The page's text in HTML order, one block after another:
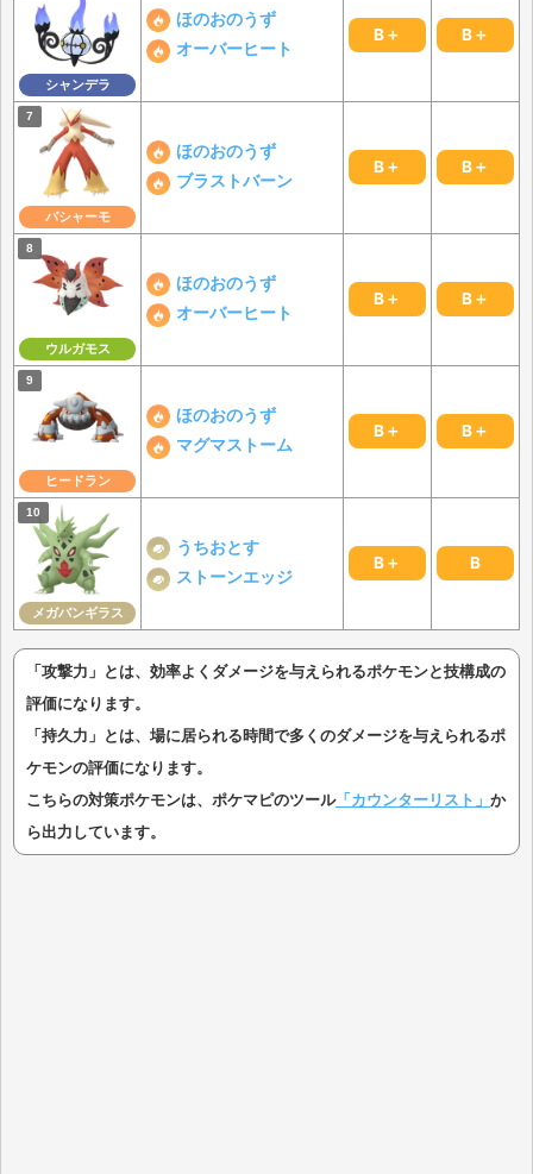
シャンデラ
ほのおのうず
オーバーヒート
B＋ B＋
バシャーモ
ほのおのうず
ブラストバーン
B＋ B＋
ウルガモス
ほのおのうず
オーバーヒート
B＋ B＋
ヒードラン
ほのおのうず
マグマストーム
B＋ B＋
メガバンギラス
うちおとす
ストーンエッジ
B＋ B
「攻撃力」とは、効率よくダメージを与えられるポケモンと技構成の
評価になります。
「持久力」とは、場に居られる時間で多くのダメージを与えられるポ
ケモンの評価になります。
こちらの対策ポケモンは、ポケマピのツール「カウンターリスト」 か
ら出力しています。